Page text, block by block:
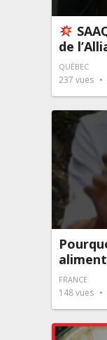
de
QUÉBEC
237 vues
FRANCE
148vues